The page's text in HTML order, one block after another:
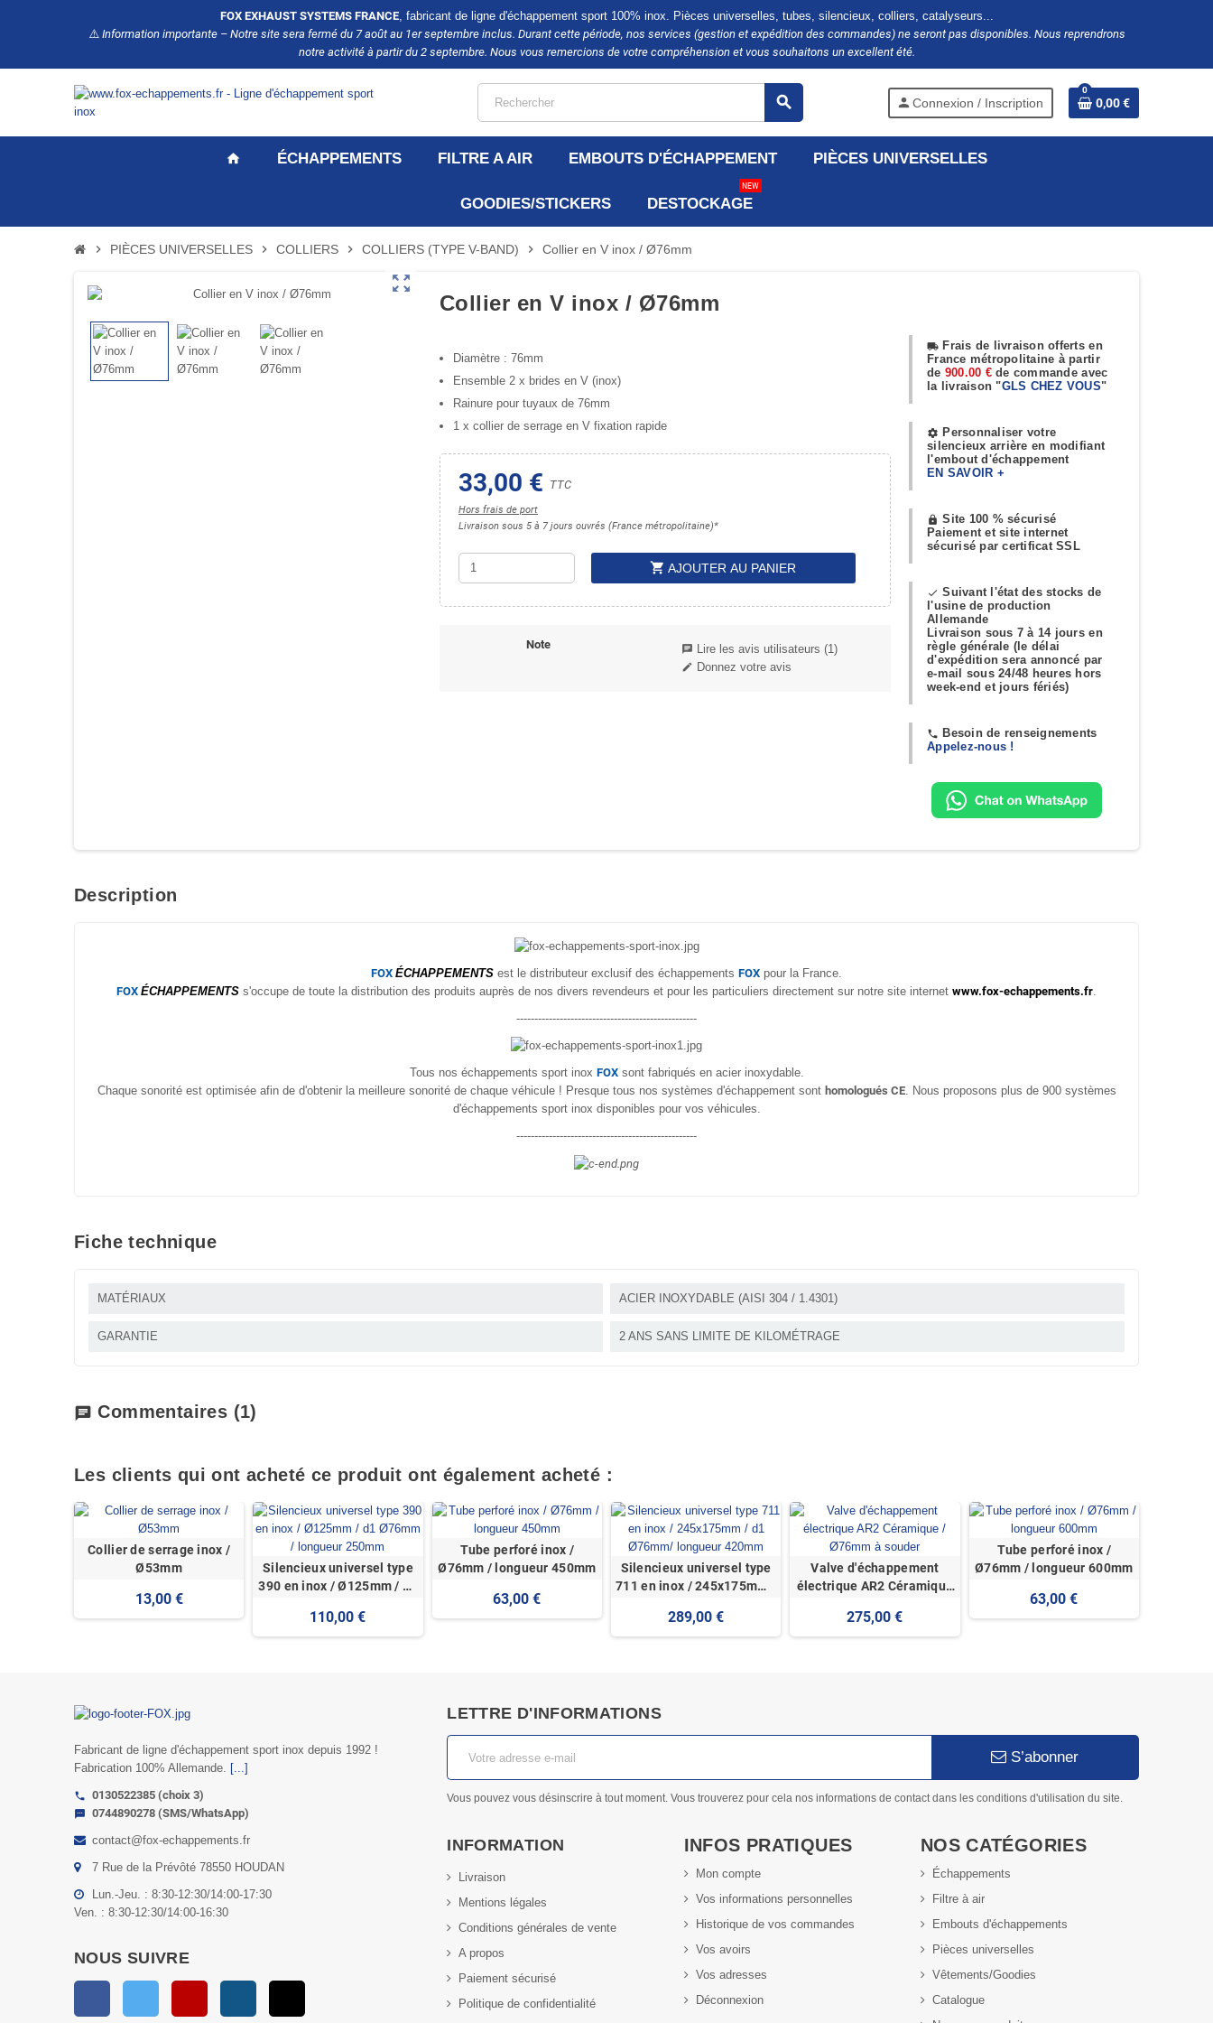
FOX EXHAUST SYSTEMS FRANCE, fabricant de ligne d'échappement sport 100% inox. Pièces universelles, tubes, silencieux, colliers, catalyseurs...
⚠️Information importante – Notre site sera fermé du 7 août au 1er septembre inclus. Durant cette période, nos services (gestion et expédition des commandes) ne seront pas disponibles. Nous reprendrons
notre activité à partir du 2 septembre. Nous vous remercions de votre compréhension et vous souhaitons un excellent été.
search person Connexion / Inscription
0
0,00 €
home ÉCHAPPEMENTS FILTRE A AIR EMBOUTS D'ÉCHAPPEMENT PIÈCES UNIVERSELLES
GOODIES/STICKERS DESTOCKAGE
NEW
chevron_right PIÈCES UNIVERSELLES chevron_right COLLIERS chevron_right COLLIERS (TYPE V-BAND) chevron_right Collier en V inox / Ø76mm
zoom_out_map
Collier en V inox / Ø76mm
Diamètre : 76mm
Ensemble 2 x brides en V (inox)
Rainure pour tuyaux de 76mm
1 x collier de serrage en V fixation rapide
33,00 € TTC
Hors frais de port
Livraison sous 5 à 7 jours ouvrés (France métropolitaine)*
shopping_cart AJOUTER AU PANIER
Note chat Lire les avis utilisateurs (1)
edit Donnez votre avis
local_shippingFrais de livraison offerts en
France métropolitaine à partir
de 900.00 € de commande avec
la livraison "GLS CHEZ VOUS"
settings Personnaliser votre
silencieux arrière en modifiant
l'embout d'échappement
EN SAVOIR +
https Site 100 % sécurisé
Paiement et site internet
sécurisé par certificat SSL
done Suivant l'état des stocks de
l'usine de production
Allemande
Livraison sous 7 à 14 jours en
règle générale (le délai
d'expédition sera annoncé par
e-mail sous 24/48 heures hors
week-end et jours fériés)
phone Besoin de renseignements
Appelez-nous !
Description
FOX ÉCHAPPEMENTS est le distributeur exclusif des échappements FOX pour la France.
FOX ÉCHAPPEMENTS s'occupe de toute la distribution des produits auprès de nos divers revendeurs et pour les particuliers directement sur notre site internet www.fox-echappements.fr
--------------------------------------------------
Tous nos échappements sport inox FOXsont fabriqués en acier inoxydable.
Chaque sonorité est optimisée afin de d'obtenir la meilleure sonorité de chaque véhicule ! Presque tous nos systèmes d'échappement sont homologués CE. Nous proposons plus de 900 systèmes
d'échappements sport inox disponibles pour vos véhicules.
--------------------------------------------------
Fiche technique
MATÉRIAUX ACIER INOXYDABLE (AISI 304 / 1.4301)
GARANTIE 2 ANS SANS LIMITE DE KILOMÉTRAGE
chat Commentaires (1)
Les clients qui ont acheté ce produit ont également acheté :
Collier de serrage inox /
Ø53mm
13,00 €
Silencieux universel type
390 en inox / Ø125mm / d1
110,00 €
Tube perforé inox /
Ø76mm / longueur 450mm
63,00 €
Silencieux universel type
711 en inox / 245x175mm /
420mm
289,00 €
Valve d'échappement
électrique AR2 Céramique
275,00 €
Tube perforé inox /
Ø76mm / longueur 600mm
63,00 €
Fabricant de ligne d'échappement sport inox depuis 1992 !
Fabrication 100% Allemande. [...]
call 0130522385 (choix 3)
sms
0744890278 (SMS/WhatsApp)
contact@fox-echappements.fr
7 Rue de la Prévôté 78550 HOUDAN
Lun.-Jeu. : 8:30-12:30/14:00-17:30
Ven. : 8:30-12:30/14:00-16:30
NOUS SUIVRE
Facebook Twitter YouTube Instagram
LETTRE D'INFORMATIONS
S’abonner
Vous pouvez vous désinscrire à tout moment. Vous trouverez pour cela nos informations de contact dans les conditions d'utilisation du site.
INFORMATION
Livraison
Mentions légales
Conditions générales de vente
A propos
Paiement sécurisé
Politique de confidentialité
INFOS PRATIQUES
Mon compte
Vos informations personnelles
Historique de vos commandes
Vos avoirs
Vos adresses
Déconnexion
NOS CATÉGORIES
Échappements
Filtre à air
Embouts d'échappements
Pièces universelles
Vêtements/Goodies
Catalogue